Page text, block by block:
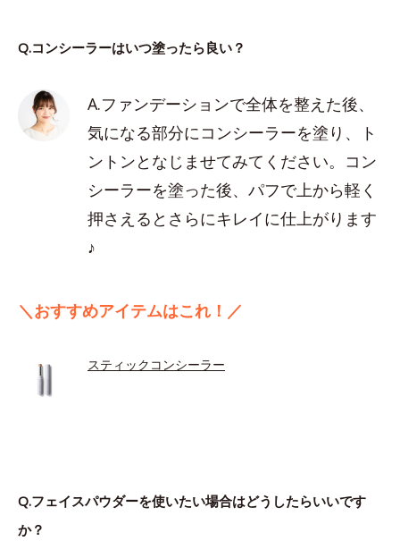
Q.コンシーラーはいつ塗ったら良い？
A.ファンデーションで全体を整えた後、
気になる部分にコンシーラーを塗り、ト
ントンとなじませてみてください。コン
シーラーを塗った後、パフで上から軽く
押さえるとさらにキレイに仕上がります
♪
＼おすすめアイテムはこれ！／
スティックコンシーラー
Q.フェイスパウダーを使いたい場合はどうしたらいいです
か？